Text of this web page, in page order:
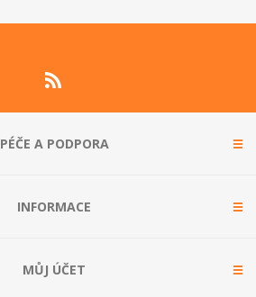
PÉČE A PODPORA
INFORMACE
MŮJ ÚČET